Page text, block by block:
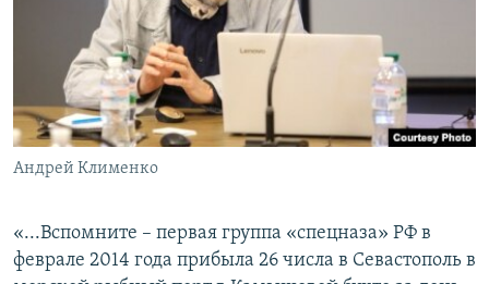
Андрей Клименко
«...Вспомните – первая группа «спецназа» РФ в
феврале 2014 года прибыла 26 числа в Севастополь в